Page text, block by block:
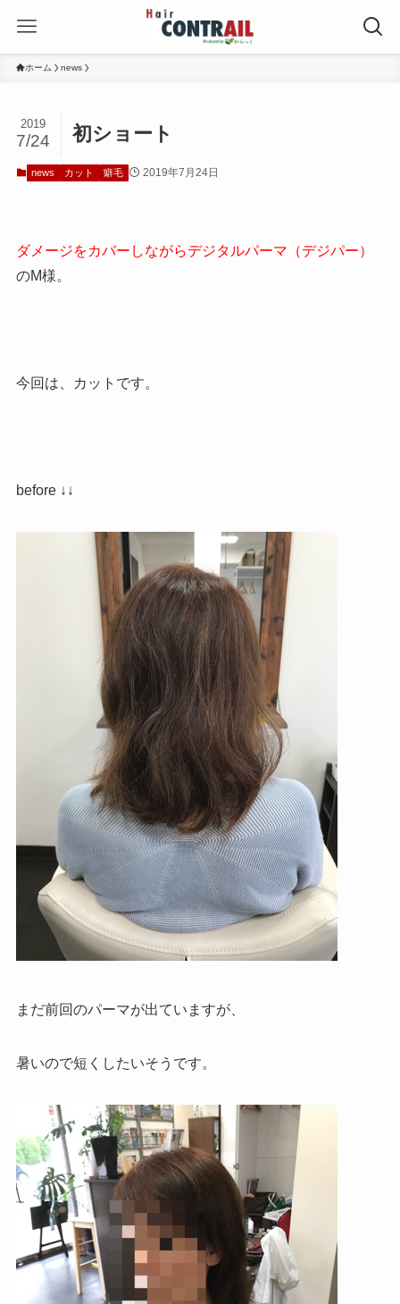
ホーム news
初ショート
2019
7/24
news カット 癖毛 2019年7月24日
ダメージをカバーしながらデジタルパーマ（デジパー）
のM様。
今回は、カットです。
before ↓↓
まだ前回のパーマが出ていますが、
暑いので短くしたいそうです。